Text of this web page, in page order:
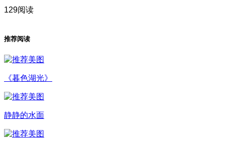
129阅读
推荐阅读
《暮色湖光》
静静的水面